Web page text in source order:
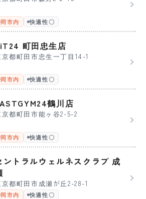
同市内 快適性〇
町田忠生店
京都町田市忠生一丁目14-1
同市内 快適性〇
鶴川店
京都町田市能ヶ谷2-5-2
同市内 快適性〇
ントラルウェルネスクラブ 成
京都町田市成瀬が丘2-28-1
同市内 快適性〇